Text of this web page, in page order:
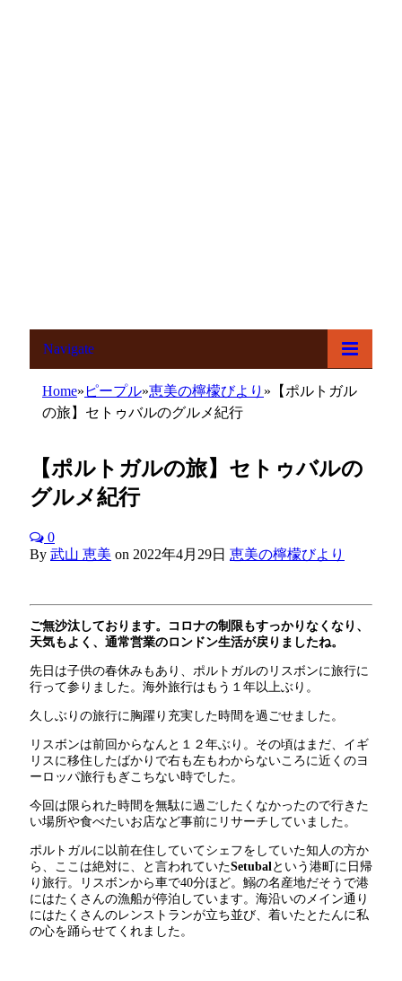
Navigate
Home» ピープル»恵美の檸檬びより » 【ポルトガル
の旅】セトゥバルのグルメ紀行
【ポルトガルの旅】セトゥバルの
グルメ紀行
0
By 武山 恵美 on 2022年4月29日 恵美の檸檬びより
ご無沙汰しております。コロナの制限もすっかりなくなり、
天気もよく、通常営業のロンドン生活が戻りましたね。
先日は子供の春休みもあり、ポルトガルのリスボンに旅行に
行って参りました。海外旅行はもう１年以上ぶり。
久しぶりの旅行に胸躍り充実した時間を過ごせました。
リスボンは前回からなんと１２年ぶり。その頃はまだ、イギ
リスに移住したばかりで右も左もわからないころに近くのヨ
ーロッパ旅行もぎこちない時でした。
今回は限られた時間を無駄に過ごしたくなかったので行きた
い場所や食べたいお店など事前にリサーチしていました。
ポルトガルに以前在住していてシェフをしていた知人の方か
ら、ここは絶対に、と言われていたSetubal という港町に日帰
り旅行。リスボンから車で40分ほど。鰯の名産地だそうで港
にはたくさんの漁船が停泊しています。海沿いのメイン通り
にはたくさんのレンストランが立ち並び、着いたとたんに私
の心を踊らせてくれました。